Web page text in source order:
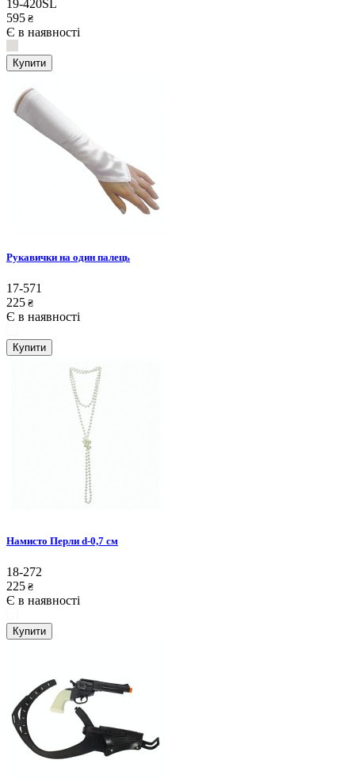
19-420SL
595 ₴
Є в наявності
Купити
Рукавички на один палець
17-571
225 ₴
Є в наявності
Купити
Намисто Перли d-0,7 см
18-272
225 ₴
Є в наявності
Купити